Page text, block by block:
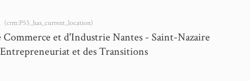
majeures de la manufacture. Parmi ces tentures se
étant les sujets des tapisseries possédées à la
aujourd’hui que huit éditions de cette tenture ont
(crm:P55_has_current_location)
Commerce et d'Industrie Nantes - Saint-Nazaire
et des Transitions